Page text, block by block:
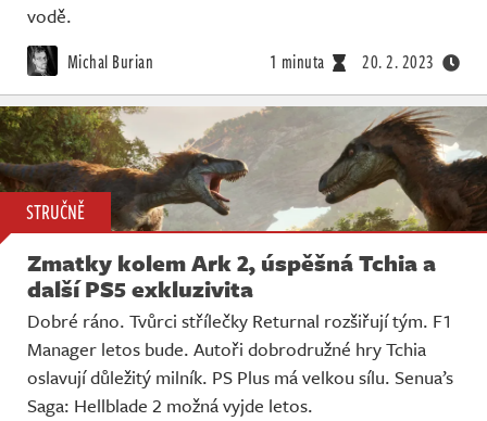
vodě.
Michal Burian 1 minuta 20. 2. 2023
STRUČNĚ
Zmatky kolem Ark 2, úspěšná Tchia a
další PS5 exkluzivita
Dobré ráno. Tvůrci střílečky Returnal rozšiřují tým. F1
Manager letos bude. Autoři dobrodružné hry Tchia
oslavují důležitý milník. PS Plus má velkou sílu. Senua’s
Saga: Hellblade 2 možná vyjde letos.